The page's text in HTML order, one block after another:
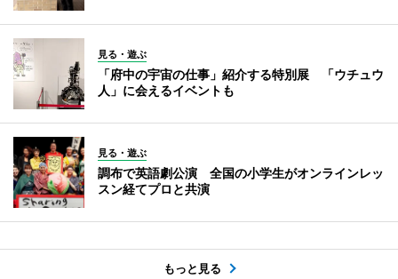
見る・遊ぶ
「府中の宇宙の仕事」紹介する特別展 「ウチュウ
人」に会えるイベントも
見る・遊ぶ
調布で英語劇公演 全国の小学生がオンラインレッ
スン経てプロと共演
もっと見る